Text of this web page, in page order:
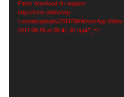
Fazer download do arquivo:
http://leste.online/wp-
content/uploads/2017/08/WhatsApp-Video-
2017-08-28-at-00.41.30.mp4?_=1